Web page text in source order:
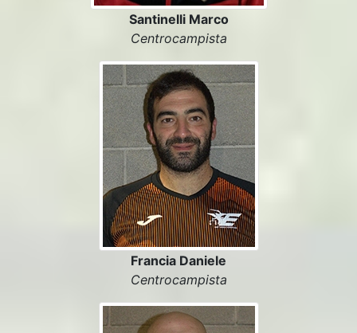
Santinelli Marco
Centrocampista
Francia Daniele
Centrocampista